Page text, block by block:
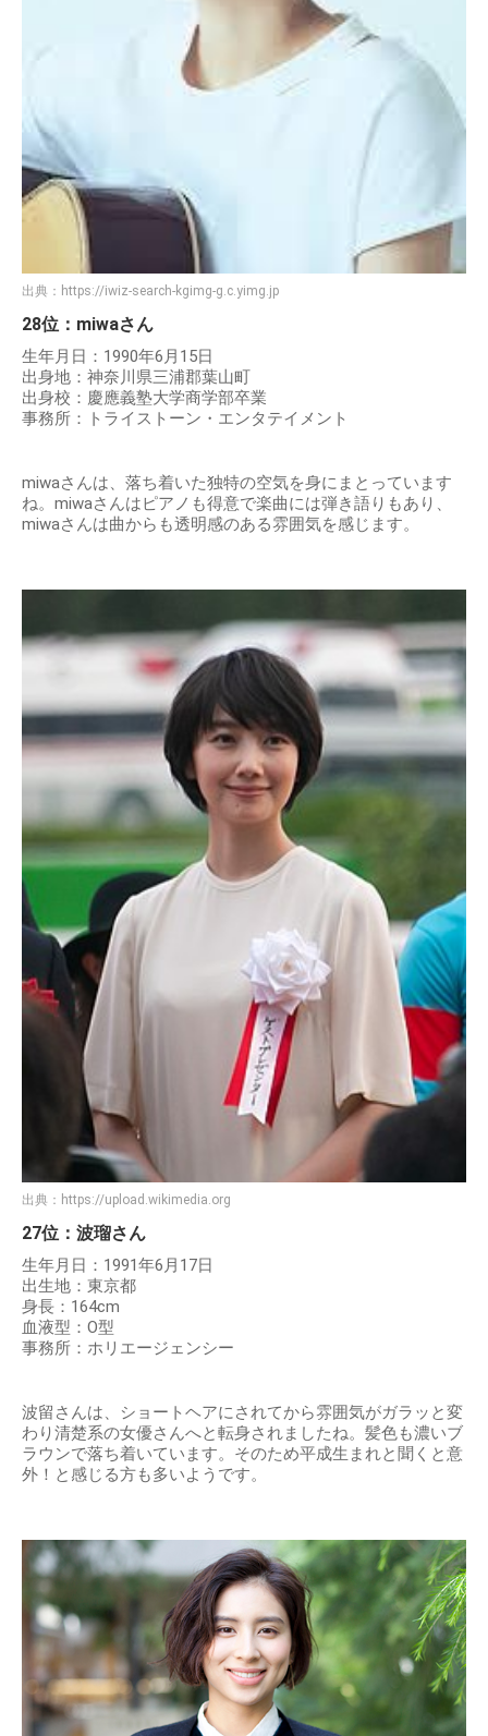
出典： https://iwiz-search-kgimg-g.c.yimg.jp
28位：miwaさん
生年月日：1990年6月15日
出身地：神奈川県三浦郡葉山町
出身校：慶應義塾大学商学部卒業
事務所：トライストーン・エンタテイメント
miwaさんは、落ち着いた独特の空気を身にまとっています
ね。miwaさんはピアノも得意で楽曲には弾き語りもあり、
miwaさんは曲からも透明感のある雰囲気を感じます。
出典： https://upload.wikimedia.org
27位：波瑠さん
生年月日：1991年6月17日
出生地：東京都
身長：164cm
血液型：O型
事務所：ホリエージェンシー
波留さんは、ショートヘアにされてから雰囲気がガラッと変
わり清楚系の女優さんへと転身されましたね。髪色も濃いブ
ラウンで落ち着いています。そのため平成生まれと聞くと意
外！と感じる方も多いようです。